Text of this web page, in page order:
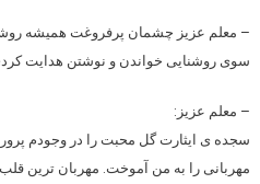
– معلم عزیز چشمان پرفروغت همیشه روشن
سوی روشنایی خواندن و نوشتن هدایت
– معلم عزیز:
سجده ی ایثارت گل محبت را در وجودم
مهربانی را به من آموخت. مهربان ترین قلب